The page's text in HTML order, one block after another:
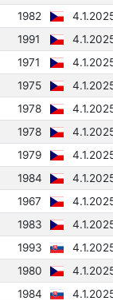
1982
1991
1971
1975
1978
1978
1979
1984
1967
1983
1993
1980
1984